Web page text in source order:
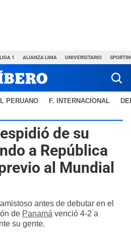
1 ALIANZA LIMA UNIVERSITARIO
PERUANO F. INTERNACIONAL
de su
a República
al Mundial
antes de debutar en el
de Panamá venció 4-2 a
su gente.